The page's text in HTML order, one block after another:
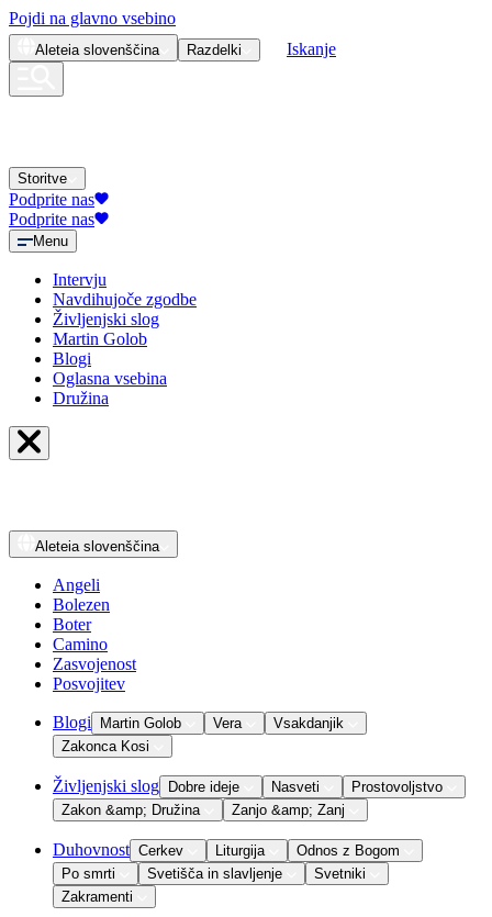
Pojdi na glavno vsebino
Aleteia slovenščina Razdelki Iskanje
Storitve
Podprite nas
Podprite nas
Menu
Intervju
Navdihujoče zgodbe
Življenjski slog
Martin Golob
Blogi
Oglasna vsebina
Družina
Aleteia slovenščina
Angeli
Bolezen
Boter
Camino
Zasvojenost
Posvojitev
Blogi Martin Golob Vera
Vsakdanjik
Zakonca Kosi
Življenjski slog Dobre ideje Nasveti
Prostovoljstvo
Zakon &amp; Družina
Zanjo &amp; Zanj
Duhovnost Cerkev Liturgija
Odnos z Bogom
Po smrti
Svetišča in slavljenje
Svetniki
Zakramenti